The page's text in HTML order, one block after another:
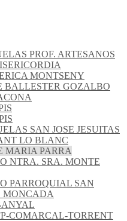
PROF. ARTESANOS
MONTSENY
BALLESTER GOZALBO
SAN JOSE JESUITAS
LO BLANC
MARIA PARRA
NTRA. SRA. MONTE
PARROQUIAL SAN
MONCADA
COMARCAL-TORRENT